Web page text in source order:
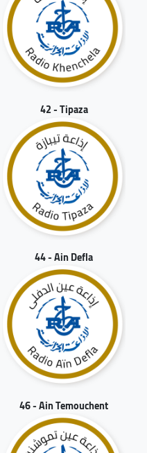
42 - Tipaza
44 - Ain Defla
46 - Ain Temouchent